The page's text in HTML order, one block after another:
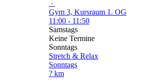
·
Gym 3, Kursraum 1. OG
11:00 - 11:50
Samstags
Keine Termine
Sonntags
Stretch & Relax
Sonntags
? km